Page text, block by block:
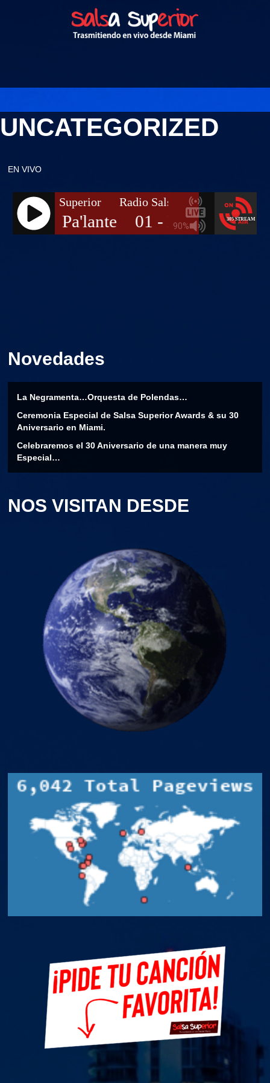
UNCATEGORIZED
EN VIVO
Novedades
La Negramenta…Orquesta de Polendas…
Ceremonia Especial de Salsa Superior Awards & su 30
Aniversario en Miami.
Celebraremos el 30 Aniversario de una manera muy
Especial…
NOS VISITAN DESDE